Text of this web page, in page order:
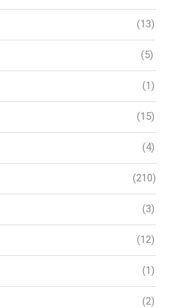
(13)
(5)
(1)
(15)
(4)
(210)
(3)
(12)
(1)
(2)